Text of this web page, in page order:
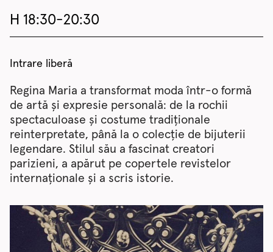
H 18:30-20:30
Intrare liberă
Regina Maria a transformat moda într-o formă
de artă și expresie personală: de la rochii
spectaculoase și costume tradiționale
reinterpretate, până la o colecție de bijuterii
legendare. Stilul său a fascinat creatori
parizieni, a apărut pe copertele revistelor
internaționale și a scris istorie.